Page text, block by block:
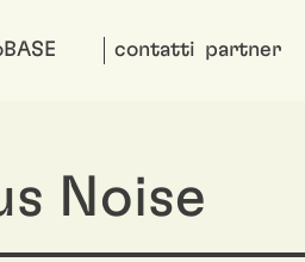
contatti partner
Noise